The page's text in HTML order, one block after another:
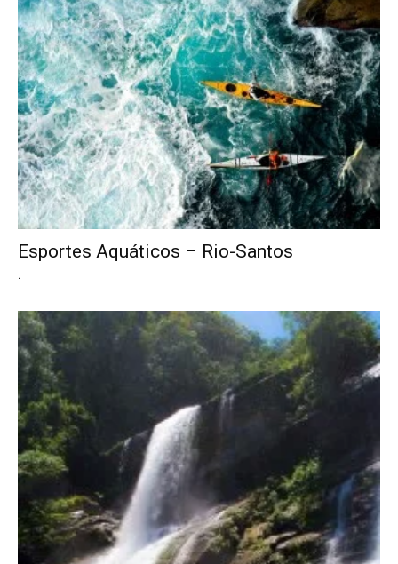
Esportes Aquáticos – Rio-Santos
.